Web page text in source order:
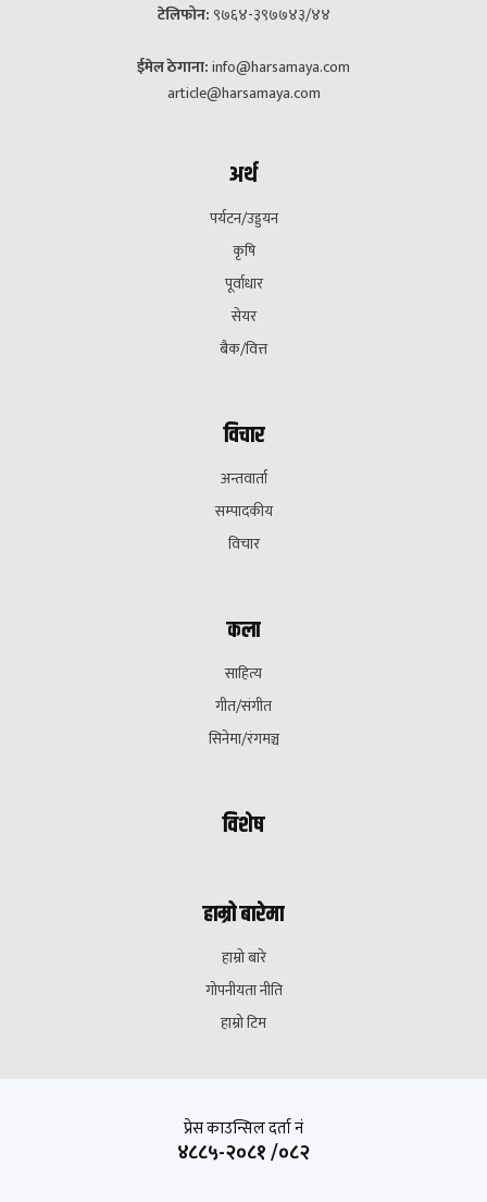
टेलिफोन: ९७६४-३९७७४३/४४
ईमेल ठेगाना:info@harsamaya.com
article@harsamaya.com
अर्थ
पर्यटन/उड्डयन
कृषि
पूर्वाधार
सेयर
बैक/वित्त
विचार
अन्तवार्ता
सम्पादकीय
विचार
कला
साहित्य
गीत/संगीत
सिनेमा/रंगमञ्च
विशेष
हाम्रो बारेमा
हाम्रो बारे
गोपनीयता नीति
हाम्रो टिम
प्रेस काउन्सिल दर्ता नं
४८८५-२०८१ /०८२